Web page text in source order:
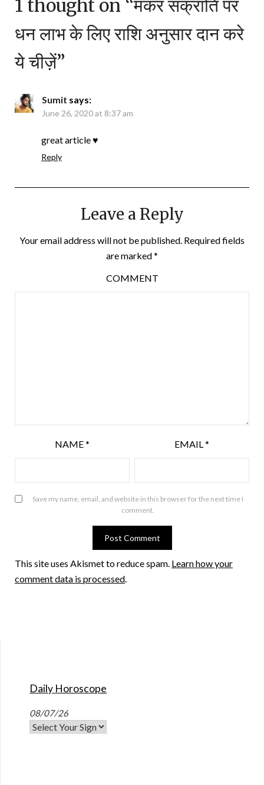
1 thought on “मकर संक्रांति पर
धन लाभ के लिए राशि अनुसार दान करे
ये चीज़ें”
Sumit says:
June 26, 2020 at 8:37 am
great article ♥
Reply
Leave a Reply
Your email address will not be published. Required fields
are marked*
COMMENT
NAME* EMAIL*
Save my name, email, and website in this browser for the next time I
comment.
This site uses Akismet to reduce spam. Learn how your
comment data is processed.
Daily Horoscope
08/07/26